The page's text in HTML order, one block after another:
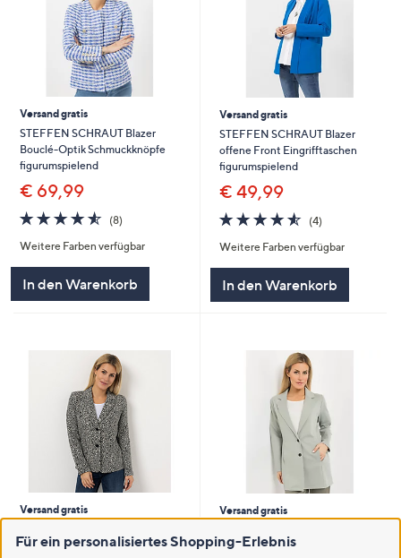
Versand gratis
STEFFEN SCHRAUT Blazer
Bouclé-Optik Schmuckknöpfe
figurumspielend
€ 69,99
4.5
von
5
(8)
Weitere Farben verfügbar
In den Warenkorb
Versand gratis
STEFFEN SCHRAUT Blazer
offene Front Eingrifftaschen
figurumspielend
€ 49,99
4.5
von
5
(4)
Weitere Farben verfügbar
In den Warenkorb
Versand gratis
Allover-Print figurumspielend
Versand gratis
Reverskragen Eingrifftaschen 2
Für ein personalisiertes Shopping-Erlebnis